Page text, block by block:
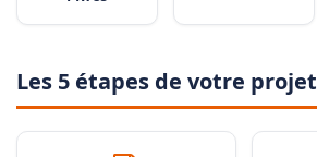
Les 5 étapes de votre projet